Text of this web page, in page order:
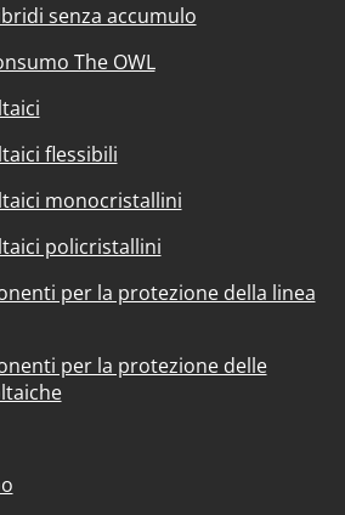
senza accumulo
The OWL
flessibili
monocristallini
policristallini
per la protezione della linea
per la protezione delle